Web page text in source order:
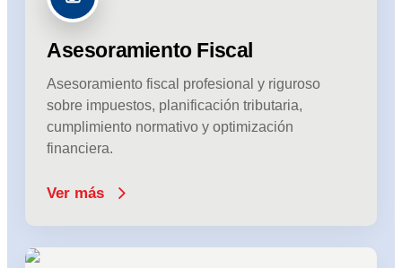
Asesoramiento Fiscal
Asesoramiento fiscal profesional y riguroso
sobre impuestos, planificación tributaria,
cumplimiento normativo y optimización
financiera.
Ver más